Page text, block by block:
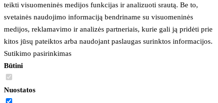
teikti visuomeninės medijos funkcijas ir analizuoti srautą. Be to,
svetainės naudojimo informaciją bendriname su visuomeninės
medijos, reklamavimo ir analizės partneriais, kurie gali ją pridėti prie
kitos jūsų pateiktos arba naudojant paslaugas surinktos informacijos.
Sutikimo pasirinkimas
Būtini
Nuostatos